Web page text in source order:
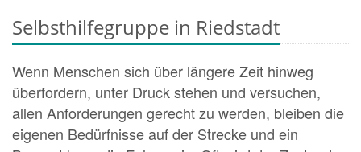
Selbsthilfegruppe in Riedstadt
Wenn Menschen sich über längere Zeit hinweg
überfordern, unter Druck stehen und versuchen,
allen Anforderungen gerecht zu werden, bleiben die
eigenen Bedürfnisse auf der Strecke und ein